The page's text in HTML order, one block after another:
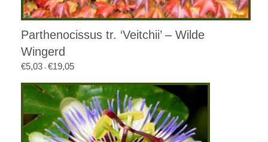
Parthenocissus tr. ‘Veitchii’ – Wilde
Wingerd
€5,03 - €19,05Prijsklasse:
tot
€19,05